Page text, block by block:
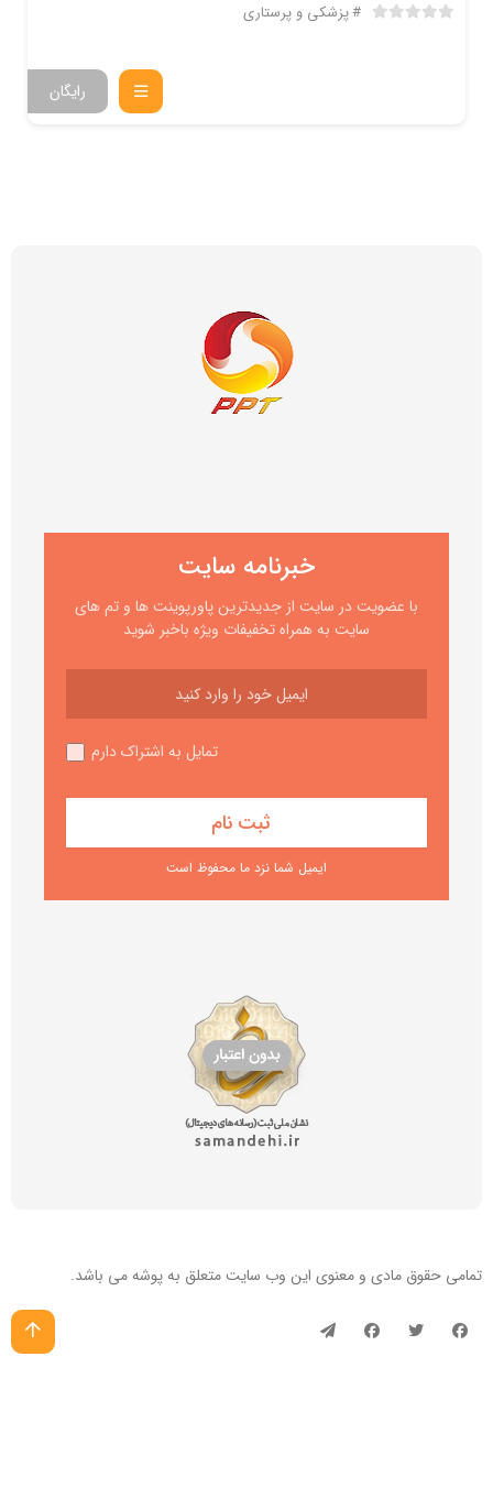
پزشکی و پرستاری
رایگان
خبرنامه سایت
با عضویت در سایت از جدیدترین پاورپوینت ها و تم های
سایت به همراه تخفیفات ویژه باخبر شوید
تمایل به اشتراک دارم
ایمیل شما نزد ما محفوظ است
تمامی حقوق مادی و معنوی این وب سایتمتعلق به پوشه می باشد.